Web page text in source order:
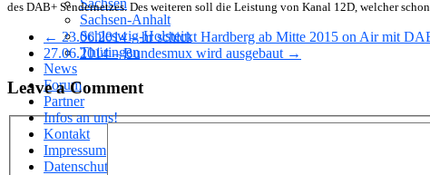
Sachsen-Anhalt
Schleswig-Holstein
Thüringen
News
Forum
Partner
Infos an uns!
Kontakt
Impressum
Datenschutz
des DAB+ Sendernetzes. Des weiteren soll die Leistung von Kanal 12D, welcher
← 23.06.2014 – hr schickt Hardberg ab Mitte 2015 on Air mit
27.06.2014 – Bundesmux wird ausgebaut →
Leave a Comment